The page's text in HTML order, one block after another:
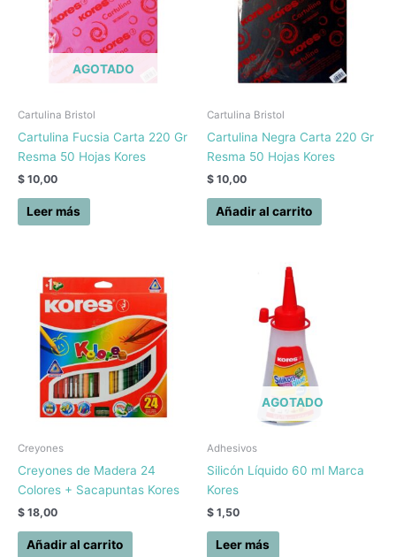
AGOTADO
Cartulina Bristol
Cartulina Fucsia Carta 220 Gr
Resma 50 Hojas Kores
$ 10,00
Leer más
Cartulina Bristol
Cartulina Negra Carta 220 Gr
Resma 50 Hojas Kores
$ 10,00
Añadir al carrito
Creyones
Creyones de Madera 24
Colores + Sacapuntas Kores
$ 18,00
Añadir al carrito
AGOTADO
Adhesivos
Silicón Líquido 60 ml Marca
Kores
$ 1,50
Leer más